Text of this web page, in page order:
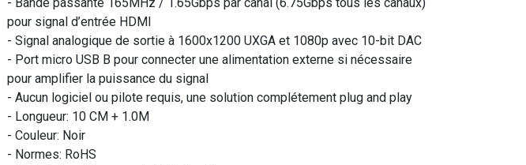
pour signal d’entrée HDMI
- Signal analogique de sortie à 1600x1200 UXGA et 1080p avec 10-bit DAC
- Port micro USB B pour connecter une alimentation externe si nécessaire
pour amplifier la puissance du signal
- Aucun logiciel ou pilote requis, une solution complétement plug and play
- Longueur: 10 CM + 1.0M
- Couleur: Noir
- Normes: RoHS